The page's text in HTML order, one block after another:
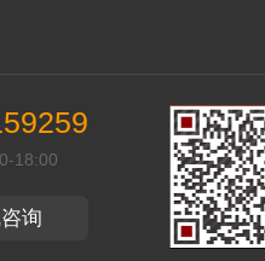
18:00
询